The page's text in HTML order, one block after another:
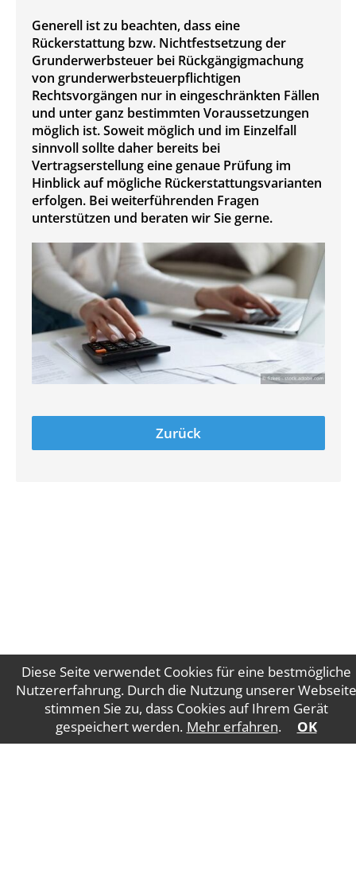
Diese Seite verwendet Cookies für eine bestmögliche
Nutzererfahrung. Durch die Nutzung unserer Webseite
stimmen Sie zu, dass Cookies auf Ihrem Gerät
gespeichert werden. Mehr erfahren. OK
Generell ist zu beachten, dass eine
Rückerstattung bzw. Nichtfestsetzung der
Grunderwerbsteuer bei Rückgängigmachung
von grunderwerbsteuerpflichtigen
Rechtsvorgängen nur in eingeschränkten Fällen
und unter ganz bestimmten Voraussetzungen
möglich ist. Soweit möglich und im Einzelfall
sinnvoll sollte daher bereits bei
Vertragserstellung eine genaue Prüfung im
Hinblick auf mögliche Rückerstattungsvarianten
erfolgen. Bei weiterführenden Fragen
unterstützen und beraten wir Sie gerne.
Zurück
Impressum Datenschutz